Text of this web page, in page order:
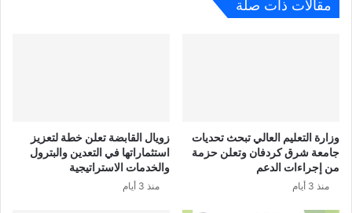
مقالات ذات صلة
وزارة التعليم العالي تبحث تحديات
جامعة شرق كردفان وتعلن حزمة
من إجراءات الدعم
منذ 3 أيام
زويال القابضة تعلن خطة لتعزيز
استثماراتها في التعدين والبترول
والخدمات الاستراتيجية
منذ 3 أيام